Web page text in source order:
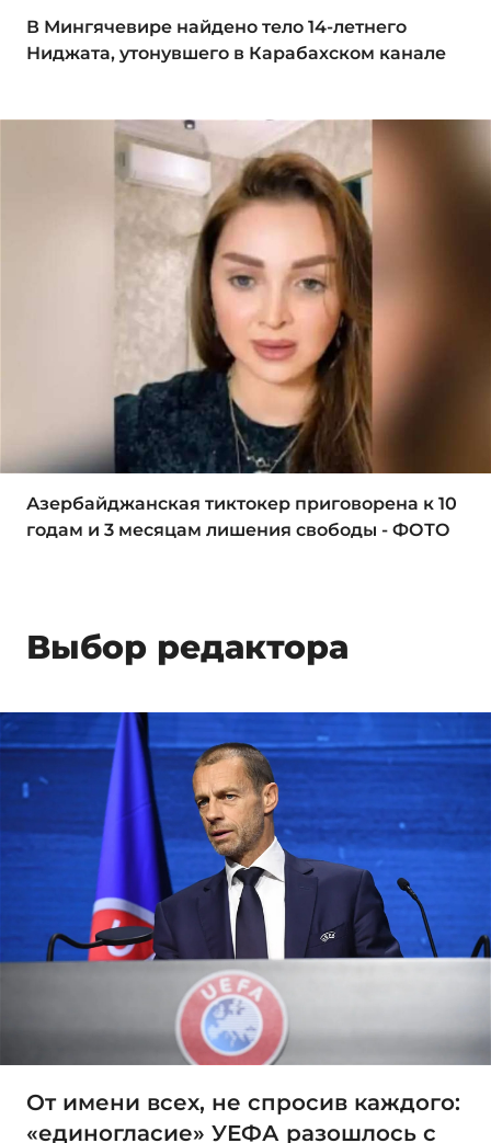
В Мингячевире найдено тело 14-летнего
Ниджата, утонувшего в Карабахском канале
Азербайджанская тиктокер приговорена к 10
годам и 3 месяцам лишения свободы - ФОТО
Выбор редактора
От имени всех, не спросив каждого:
«единогласие» УЕФА разошлось с